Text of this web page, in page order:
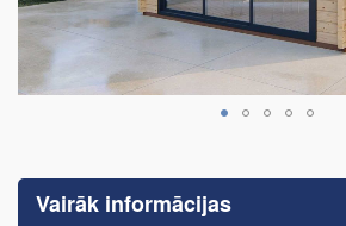
galerijas
sākumu
Vairāk informācijas